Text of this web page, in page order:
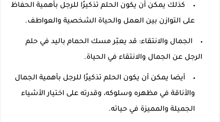
كذلك يمكن أن يكون الحلم تذكيرًا للرجل بأهمية الحفاظ
على التوازن بين العمل والحياة الشخصية والعواطف.
الجمال والانتقاء: قد يعبّر مسك الحمام باليد في حلم
الرجل عن الجمال والانتقاء في الحياة.
أيضا يمكن أن يكون الحلم تذكيرًا للرجل بأهمية الجمال
والأناقة في مظهره وسلوكه، وقدرته على اختيار الأشياء
الجميلة والمميزة في حياته.